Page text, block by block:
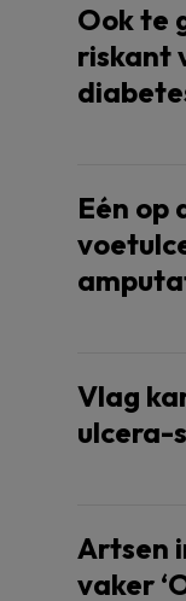
Ook te
riskant
Eén op
Vlag
ulcera-
Artsen
vaker